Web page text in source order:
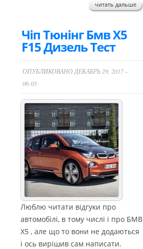
читать дальше
Чіп Тюнінг Бмв Х5
F15 Дизель Тест
ОПУБЛИКОВАНО ДЕКАБРЬ 29, 2017 –
06:05
Люблю читати відгуки про
автомобілі, в тому числі і про БМВ
Х5 , але що то вони не додаються
і ось вирішив сам написати.